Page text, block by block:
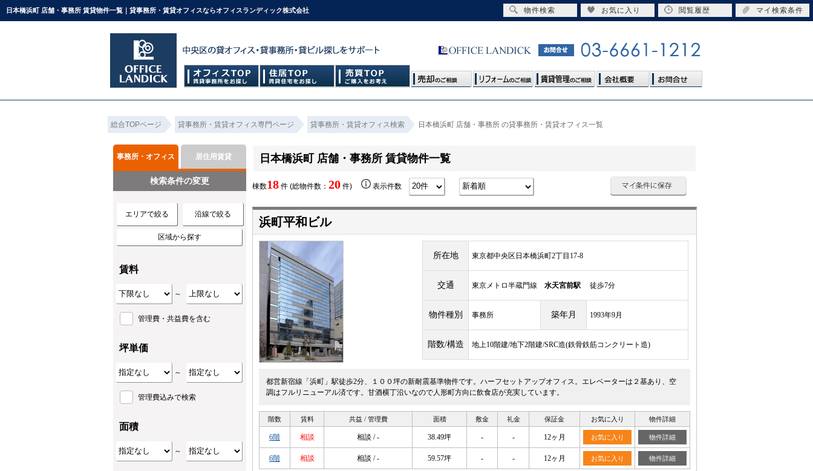
日本橋浜町 店舗・事務所 賃貸物件一覧｜貸事務所・賃貸オフィスならオフィスランディック株式会社
総合TOPページ 貸事務所・賃貸オフィス専門ページ 貸事務所・賃貸オフィス検索 日本橋浜町 店舗・事務所 の貸事務所・賃貸オフィス一覧
日本橋浜町 店舗・事務所 賃貸物件一覧
棟数18 件 (総物件数： 20 件) 表示件数
浜町平和ビル
所在地 東京都中央区日本橋浜町2丁目17-8
交通 東京メトロ半蔵門線 水天宮前駅 徒歩7分
物件種別 事務所 築年月 1993年9月
階数/構造 地上10階建/地下2階建/SRC造(鉄骨鉄筋コンクリート造)
都営新宿線「浜町」駅徒歩2分、１００坪の新耐震基準物件です。ハーフセットアップオフィス。エレベーターは２基あり、空
調はフルリニューアル済です。甘酒横丁沿いなので人形町方向に飲食店が充実しています。
階数 賃料 共益 / 管理費 面積 敷金 礼金 保証金 お気に入り 物件詳細
6階 相談 相談 / - 38.49坪 - - 12ヶ月 お気に入り 物件詳細
6階 相談 相談 / - 59.57坪 - - 12ヶ月 お気に入り 物件詳細
事務所・オフィス 居住用賃貸
検索条件の変更
エリアで絞る 沿線で絞る
区域から探す
賃料
～
管理費・共益費を含む
坪単価
～
管理費込みで検索
面積
～
物件検索 お気に入り 閲覧履歴 マイ検索条件